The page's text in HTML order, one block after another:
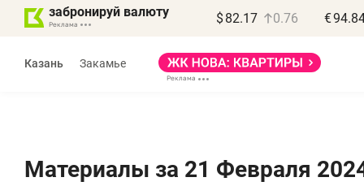
забронируй валюту $ 82.17 0.76 €
Казань Закамье
Материалы за 21 Февраля